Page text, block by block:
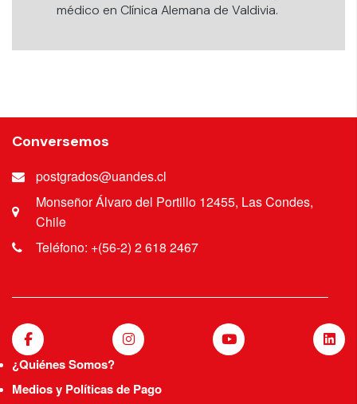
médico en Clínica Alemana de Valdivia.
Conversemos
postgrados@uandes.cl
Monseñor Álvaro del Portillo 12455, Las Condes,
Chile
Teléfono: +(56-2) 2 618 2467
¿Quiénes Somos?
Medios y Políticas de Pago